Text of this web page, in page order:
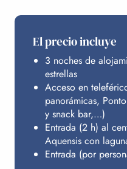
ALOJAMIENTO
PRESUPUESTO
El precio incluye
3 noches de
estrellas
Acceso en
panorámicas,
y snack bar,…)
Entrada (2 h) al
Aquensis con
Entrada (por